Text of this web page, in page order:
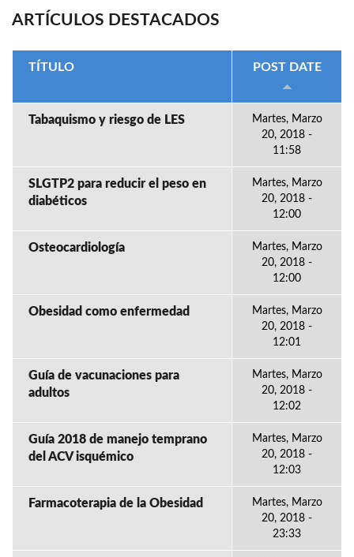
ARTÍCULOS DESTACADOS
TÍTULO POST DATE
Tabaquismo y riesgo de LES
Martes, Marzo
20, 2018 -
11:58
SLGTP2 para reducir el peso en
diabéticos
Martes, Marzo
20, 2018 -
12:00
Osteocardiología
Martes, Marzo
20, 2018 -
12:00
Obesidad como enfermedad
Martes, Marzo
20, 2018 -
12:01
Guía de vacunaciones para
adultos
Martes, Marzo
20, 2018 -
12:02
Guía 2018 de manejo temprano
del ACV isquémico
Martes, Marzo
20, 2018 -
12:03
Farmacoterapia de la Obesidad
Martes, Marzo
20, 2018 -
23:33